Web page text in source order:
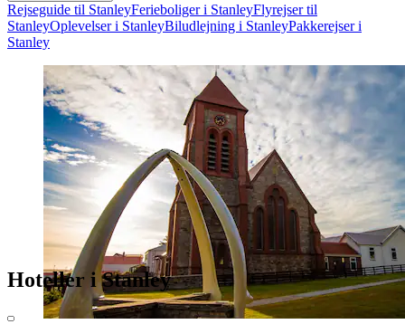
Rejseguide til StanleyFerieboliger i StanleyFlyrejser til
StanleyOplevelser i StanleyBiludlejning i StanleyPakkerejser i
Stanley
Hoteller i Stanley